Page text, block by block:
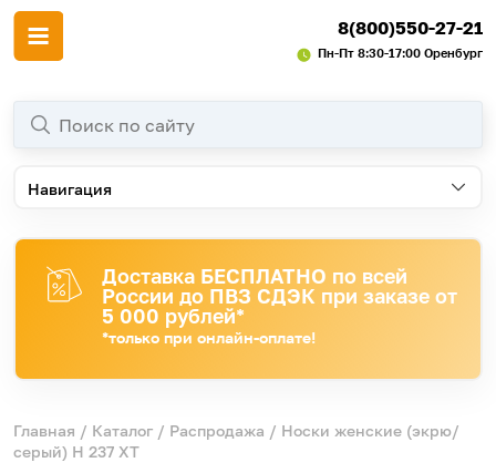
8(800)550-27-21
Пн-Пт 8:30-17:00 Оренбург
Навигация
Доставка БЕСПЛАТНО по всей
России до ПВЗ СДЭК при заказе от
5 000 рублей*
*только при онлайн-оплате!
Главная / Каталог / Распродажа / Носки женские (экрю/
серый) H 237 ХТ